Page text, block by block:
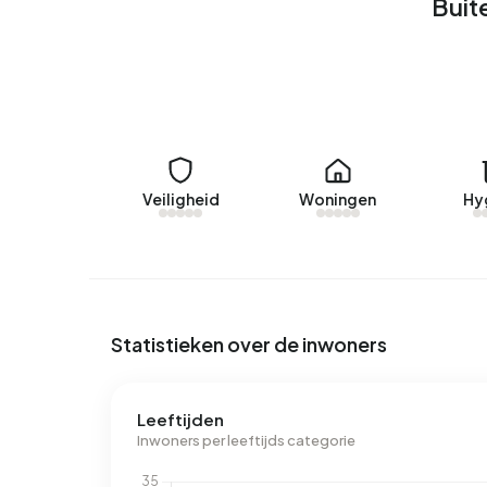
aangeboden door www.frieslandhuurt.nl.
In Buitengebied Warten zijn er 94 adressen
labels zijn G (35%), B (26%) en D (18%).
Veiligheid Woningen
Statistieken over de inwoners
Leeftijden
Inwoners per leeftijds categorie